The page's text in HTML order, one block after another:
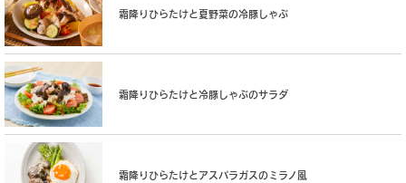
霜降りひらたけと夏野菜の冷豚しゃぶ
霜降りひらたけと冷豚しゃぶのサラダ
霜降りひらたけとアスパラガスのミラノ風